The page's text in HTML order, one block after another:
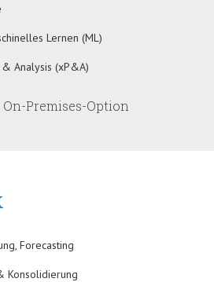
Lernen (ML)
Analysis (xP&A)
Premises-Option
Forecasting
Konsolidierung